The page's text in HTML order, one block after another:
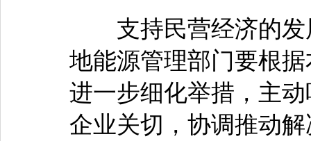
支持民营经济的发
地能源管理部门要根
进一步细化举措，主
企业关切，协调推动